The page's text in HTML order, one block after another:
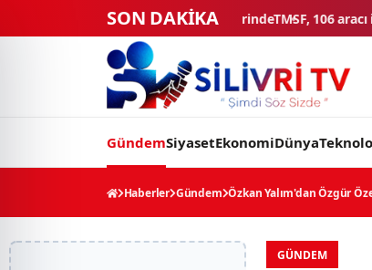
SON DAKİKA
final testlerindeTMSF, 106 aracı ihaleyle satışa sunacak
GündemSiyasetEkonomiDünya
Haberler Gündem Özkan Yalım'dan Özgür
GÜNDEM